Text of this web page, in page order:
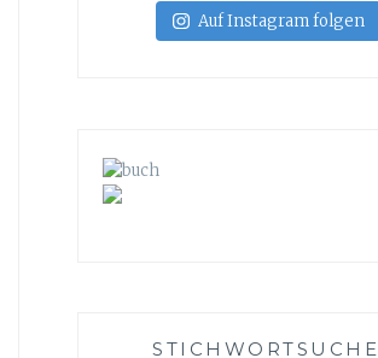
Auf Instagram folgen
STICHWORTSUCHE